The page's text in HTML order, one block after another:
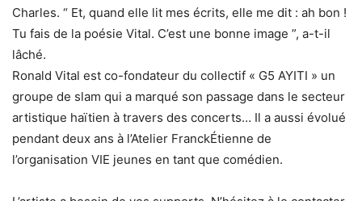
Charles. “ Et, quand elle lit mes écrits, elle me dit : ah bon !
Tu fais de la poésie Vital. C’est une bonne image ”, a-t-il
lâché.
Ronald Vital est co-fondateur du collectif « G5 AYITI » un
groupe de slam qui a marqué son passage dans le secteur
artistique haïtien à travers des concerts… Il a aussi évolué
pendant deux ans à l’Atelier FranckÉtienne de
l’organisation VIE jeunes en tant que comédien.